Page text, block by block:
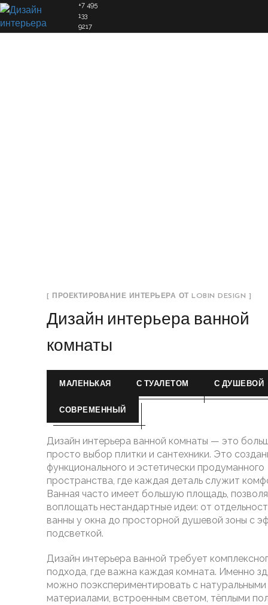
+7 495
133
9217
[ ПРОЕКТИРОВАНИЕ ИНТЕРЬЕРА ОТ LOBIN DESIGN ]
Дизайн интерьера ванной
комнаты
МАЛЕНЬКАЯ С ТУАЛЕТОМ С ДУШЕВОЙ
СОВРЕМЕННЫЙ
Дизайн интерьера ванной комнаты — это
просто выбор плитки и сантехники. Это
функционального и эстетически продуманного
пространства, где каждая деталь служит
Ванная часто имеет большую площадь,
воплощать нестандартные идеи: от
ванны у окна до просторной душевой зоны с
подсветкой.
Дизайн интерьера ванной требует
подхода, где важна каждая комната. Именно
можно поэкспериментировать с натуральными
материалами, встроенным светом, тёплыми